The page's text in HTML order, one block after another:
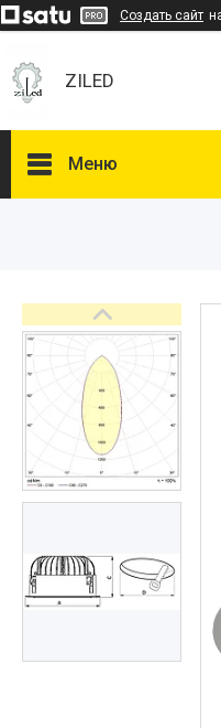
Создать сайт
ZILED
Меню
ФАРЛАЙТ
NLCO
INNOLUX
Отзывы